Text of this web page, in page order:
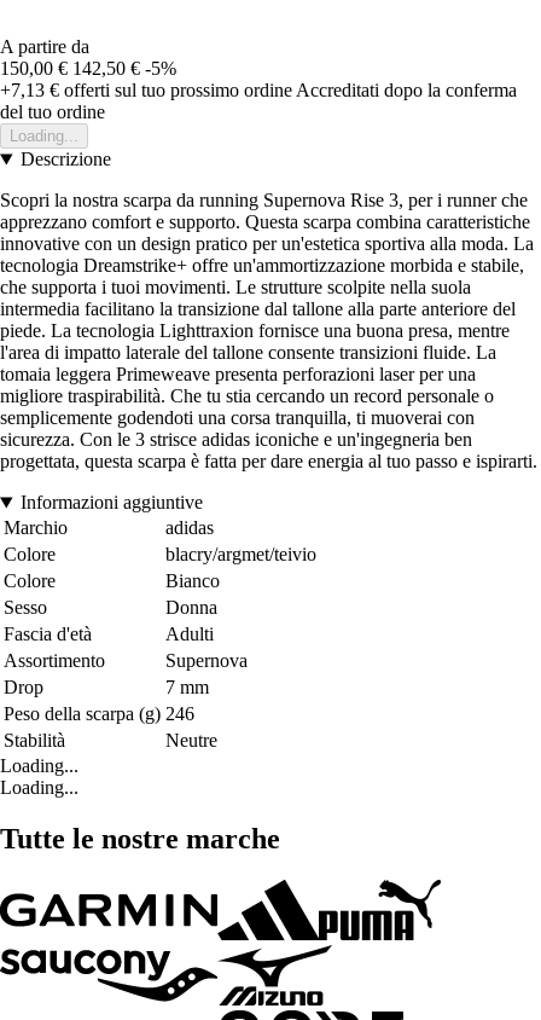
A partire da
150,00 € 142,50 € -5%
+7,13 € offerti sul tuo prossimo ordine Accreditati dopo la conferma
del tuo ordine
Loading...
Descrizione
Scopri la nostra scarpa da running Supernova Rise 3, per i runner che
apprezzano comfort e supporto. Questa scarpa combina caratteristiche
innovative con un design pratico per un'estetica sportiva alla moda. La
tecnologia Dreamstrike+ offre un'ammortizzazione morbida e stabile,
che supporta i tuoi movimenti. Le strutture scolpite nella suola
intermedia facilitano la transizione dal tallone alla parte anteriore del
piede. La tecnologia Lighttraxion fornisce una buona presa, mentre
l'area di impatto laterale del tallone consente transizioni fluide. La
tomaia leggera Primeweave presenta perforazioni laser per una
migliore traspirabilità. Che tu stia cercando un record personale o
semplicemente godendoti una corsa tranquilla, ti muoverai con
sicurezza. Con le 3 strisce adidas iconiche e un'ingegneria ben
progettata, questa scarpa è fatta per dare energia al tuo passo e ispirarti.
Informazioni aggiuntive
Marchio
adidas
Colore
blacry/argmet/teivio
Colore
Bianco
Sesso
Donna
Fascia d'età
Adulti
Assortimento
Supernova
Drop
7 mm
Peso della scarpa (g) 246
Stabilità
Neutre
Loading...
Loading...
Tutte le nostre marche